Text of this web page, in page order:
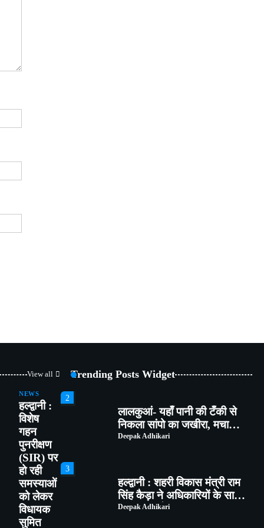
View all
NEWS
हल्द्वानी :
विशेष
गहन
पुनरीक्षण
(SIR) पर
हो रही
समस्याओं
को लेकर
विधायक
सुमित
Trending Posts Widget
हड़कंप।
Deepak Adhikari
3
हल्द्वानी : शहरी विकास मंत्री राम
सिंह कैड़ा ने अधिकारियों के साथ
4
हल्द्वानी: तीनपानी में चापड़-छुरे से
हमला करने वाले गौरव, सौरभ और